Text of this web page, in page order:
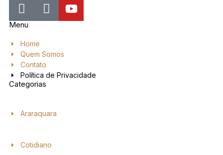
Menu
Home
Quem Somos
Contato
Política de Privacidade
Categorias
Araraquara
Cotidiano